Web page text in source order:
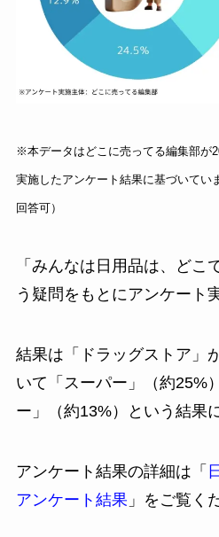
※本データはどこに売ってる編集部が
実施したアンケート結果に基づいてい
回答可）
「みんなは日用品は、どこ
う疑問をもとにアンケート
結果は「ドラッグストア」
いて「スーパー」（約25%
ー」（約13%）という結果に
アンケート結果の詳細は「
アンケート結果 」をご覧く